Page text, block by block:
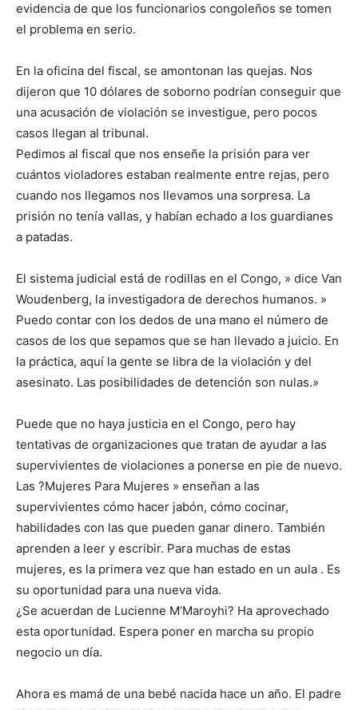
evidencia de que los funcionarios congoleños se tomen
el problema en serio.
En la oficina del fiscal, se amontonan las quejas. Nos
dijeron que 10 dólares de soborno podrían conseguir que
una acusación de violación se investigue, pero pocos
casos llegan al tribunal.
Pedimos al fiscal que nos enseñe la prisión para ver
cuántos violadores estaban realmente entre rejas, pero
cuando nos llegamos nos llevamos una sorpresa. La
prisión no tenía vallas, y habían echado a los guardianes
a patadas.
El sistema judicial está de rodillas en el Congo, » dice Van
Woudenberg, la investigadora de derechos humanos. »
Puedo contar con los dedos de una mano el número de
casos de los que sepamos que se han llevado a juicio. En
la práctica, aquí la gente se libra de la violación y del
asesinato. Las posibilidades de detención son nulas.»
Puede que no haya justicia en el Congo, pero hay
tentativas de organizaciones que tratan de ayudar a las
supervivientes de violaciones a ponerse en pie de nuevo.
Las ?Mujeres Para Mujeres » enseñan a las
supervivientes cómo hacer jabón, cómo cocinar,
habilidades con las que pueden ganar dinero. También
aprenden a leer y escribir. Para muchas de estas
mujeres, es la primera vez que han estado en un aula . Es
su oportunidad para una nueva vida.
¿Se acuerdan de Lucienne M’Maroyhi? Ha aprovechado
esta oportunidad. Espera poner en marcha su propio
negocio un día.
Ahora es mamá de una bebé nacida hace un año. El padre